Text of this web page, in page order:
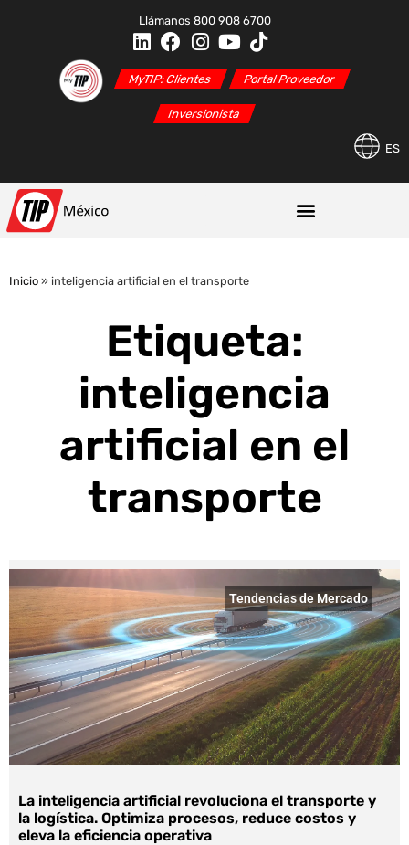
Llámanos 800 908 6700
MyTIP: Clientes Portal Proveedor
Inversionista
ES
Inicio » inteligencia artificial en el transporte
Etiqueta:
inteligencia
artificial en el
transporte
La inteligencia artificial revoluciona el transporte y
la logística. Optimiza procesos, reduce costos y
eleva la eficiencia operativa
Tendencias de Mercado